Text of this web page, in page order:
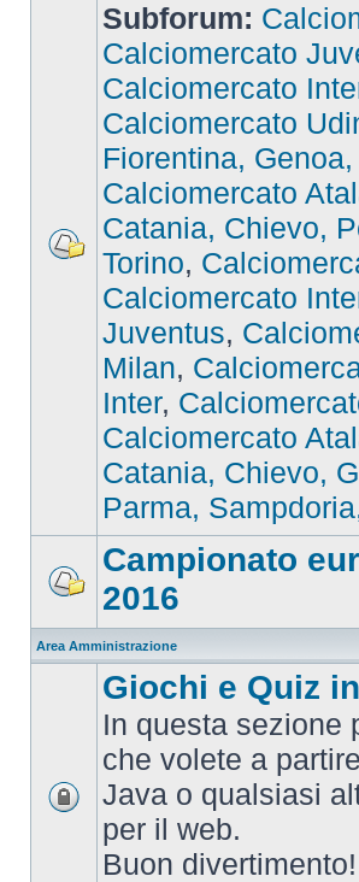
Subforum:
Calciomercato
Calciomercato
Calciomercato
Fiorentina,
Calciomercato
Catania, Chievo,
Torino,
Calciomercato
Juventus,
Milan,
Inter,
Calciomercato
Catania, Chievo,
Parma,
Campionato
2016
Area Amministrazione
Giochi e Quiz
In questa sezione
che volete a
Java o qualsiasi
per il web.
Buon divertimento!